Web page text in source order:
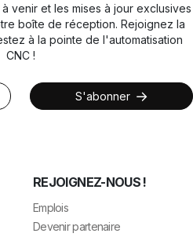
venir et les mises à jour exclusives
boîte de réception. Rejoignez la
à la pointe de l'automatisation
CNC !
S'abonner
REJOIGNEZ-NOUS !
Emplois
Devenir partenaire